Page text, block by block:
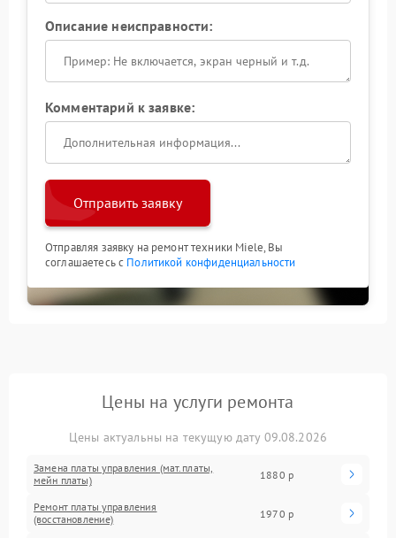
Описание неисправности:
Комментарий к заявке:
Отправить заявку
Отправляя заявку на ремонт техники Miele, Вы
соглашаетесь с Политикой конфиденциальности
Цены на услуги ремонта
Цены актуальны на текущую дату 09.08.2026
Замена платы управления (мат.платы,
мейн платы)
1880 р
Ремонт платы управления
(восстановление)
1970 р